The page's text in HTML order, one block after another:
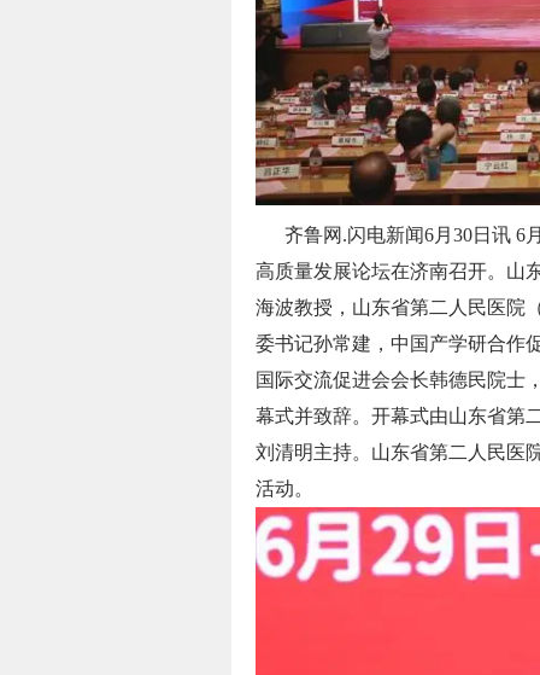
齐鲁网.闪电新闻6月30日讯 6
高质量发展论坛在济南召开。山
海波教授，山东省第二人民医院
委书记孙常建，中国产学研合作
国际交流促进会会长韩德民院士
幕式并致辞。开幕式由山东省第
刘清明主持。山东省第二人民医
活动。